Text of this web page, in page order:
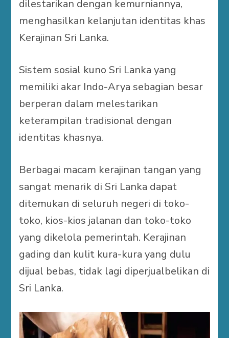
dilestarikan dengan kemurniannya,
menghasilkan kelanjutan identitas khas
Kerajinan Sri Lanka.
Sistem sosial kuno Sri Lanka yang
memiliki akar Indo-Arya sebagian besar
berperan dalam melestarikan
keterampilan tradisional dengan
identitas khasnya.
Berbagai macam kerajinan tangan yang
sangat menarik di Sri Lanka dapat
ditemukan di seluruh negeri di toko-
toko, kios-kios jalanan dan toko-toko
yang dikelola pemerintah. Kerajinan
gading dan kulit kura-kura yang dulu
dijual bebas, tidak lagi diperjualbelikan di
Sri Lanka.